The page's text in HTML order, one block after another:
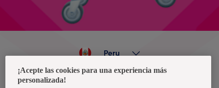
Política de privacidad de datos
Peru
¡Acepte las cookies para una experiencia más
personalizada!